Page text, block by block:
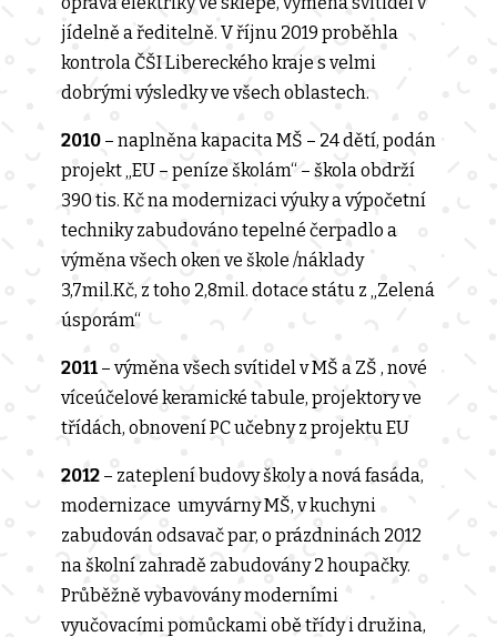
jídelně a ředitelně. V říjnu 2019 proběhla
kontrola ČŠI Libereckého kraje s velmi
dobrými výsledky ve všech oblastech.
2010– naplněna kapacita MŠ – 24 dětí, podán
projekt „EU – peníze školám“ – škola obdrží
390 tis. Kč na modernizaci výuky a výpočetní
techniky zabudováno tepelné čerpadlo a
výměna všech oken ve škole /náklady
3,7mil.Kč, z toho 2,8mil. dotace státu z „Zelená
úsporám“
2011– výměna všech svítidel v MŠ a ZŠ , nové
víceúčelové keramické tabule, projektory ve
třídách, obnovení PC učebny z projektu EU
2012– zateplení budovy školy a nová fasáda,
modernizace umyvárny MŠ, v kuchyni
zabudován odsavač par, o prázdninách 2012
na školní zahradě zabudovány 2 houpačky.
Průběžně vybavovány moderními
vyučovacími pomůckami obě třídy i družina,